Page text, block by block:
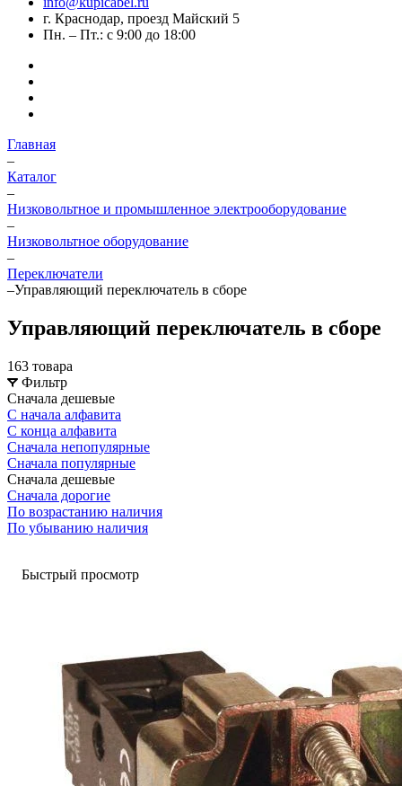
г. Краснодар, проезд Майский 5
Пн. – Пт.: с 9:00 до 18:00
Главная
–
Каталог
–
Низковольтное и промышленное электрооборудование
–
Низковольтное оборудование
–
Переключатели
–Управляющий переключатель в сборе
Управляющий переключатель в сборе
163 товара
Фильтр
Сначала дешевые
С начала алфавита
С конца алфавита
Сначала непопулярные
Сначала популярные
Сначала дешевые
Сначала дорогие
По возрастанию наличия
По убыванию наличия
Быстрый просмотр